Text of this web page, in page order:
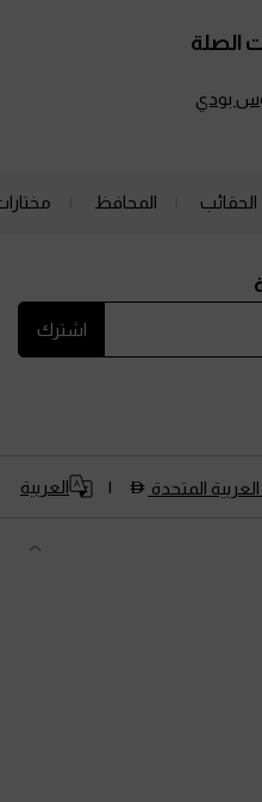
الصلة
بودي
الحقائب المحافظ
اشترك
العربية المتحدة العربية